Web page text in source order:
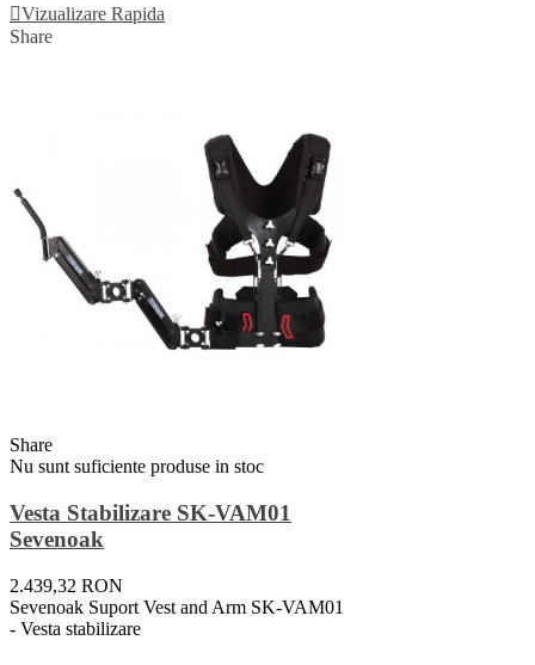
Vizualizare Rapida
Share
Share
Nu sunt suficiente produse in stoc
Vesta Stabilizare SK-VAM01
Sevenoak
2.439,32 RON
Sevenoak Suport Vest and Arm SK-VAM01
- Vesta stabilizare